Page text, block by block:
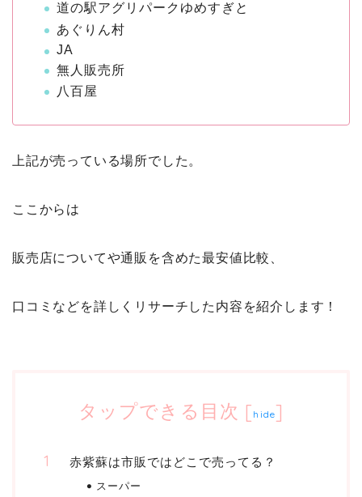
道の駅アグリパークゆめすぎと
あぐりん村
JA
無人販売所
八百屋
上記が売っている場所でした。
ここからは
販売店についてや通販を含めた最安値比較、
口コミなどを詳しくリサーチした内容を紹介します！
タップできる目次 [ hide]
赤紫蘇は市販ではどこで売ってる？
スーパー